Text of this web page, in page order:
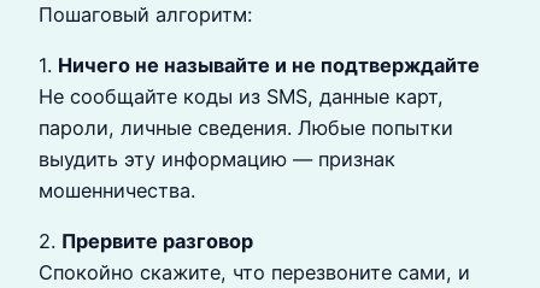
Пошаговый алгоритм:
1. Ничего не называйте и не подтверждайте
Не сообщайте коды из SMS, данные карт,
пароли, личные сведения. Любые попытки
выудить эту информацию — признак
мошенничества.
2. Прервите разговор
Спокойно скажите, что перезвоните сами, и